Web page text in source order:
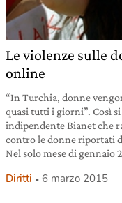
Le violenze sulle
online
“In Turchia, donne
quasi tutti i giorni”. Così
indipendente Bianet che
contro le donne riportati
Nel solo mese di gennaio
Diritti 6 marzo 2015